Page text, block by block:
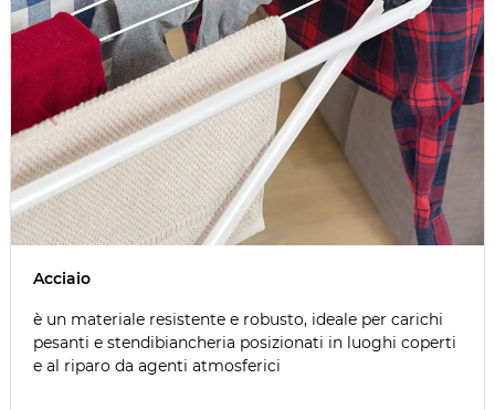
Acciaio
è un materiale resistente e robusto, ideale per carichi
pesanti e stendibiancheria posizionati in luoghi coperti
e al riparo da agenti atmosferici